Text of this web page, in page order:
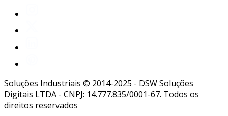
Soluções Industriais © 2014-2025 - DSW Soluções
Digitais LTDA - CNPJ: 14.777.835/0001-67. Todos os
direitos reservados